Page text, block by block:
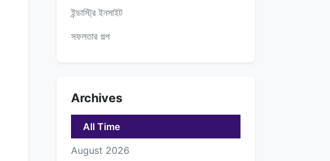
ইন্ডাস্ট্রি ইনসাইট
সফলতার গল্প
Archives
All Time
August 2026